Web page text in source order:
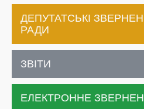
ДЕПУТАТСЬКІ
РАДИ
ЗВІТИ
ЕЛЕКТРОННЕ